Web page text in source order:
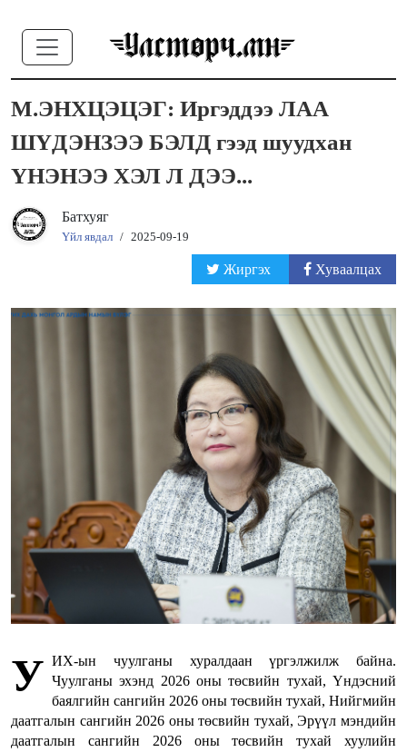
М.ЭНХЦЭЦЭГ: Иргэддээ ЛАА
ШҮДЭНЗЭЭ БЭЛД гээд шуудхан
ҮНЭНЭЭ ХЭЛ Л ДЭЭ...
Батхуяг
Үйл явдал / 2025-09-19
Жиргэх Хуваалцах
У ИХ-ын чуулганы хуралдаан үргэлжилж байна.
Чуулганы эхэнд 2026 оны төсвийн тухай, Үндэсний
баялгийн сангийн 2026 оны төсвийн тухай, Нийгмийн
даатгалын сангийн 2026 оны төсвийн тухай, Эрүүл мэндийн
даатгалын сангийн 2026 оны төсвийн тухай хуулийн